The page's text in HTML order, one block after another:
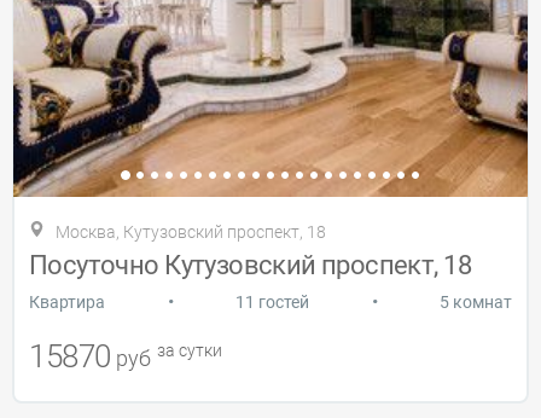
Москва, Кутузовский проспект, 18
Посуточно Кутузовский проспект, 18
Квартира • 11 гостей • 5 комнат
15870 руб за сутки